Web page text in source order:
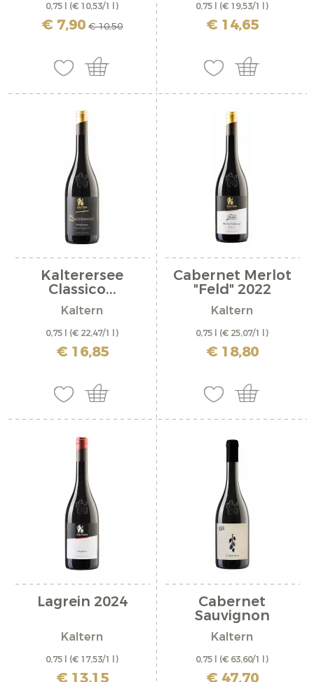
0,75 l (€ 10,53/1 l)
inkl. MwSt. zzgl. Versandkosten
€ 7,90 € 10,50
0,75 l (€ 19,53/1 l)
inkl. MwSt. zzgl. Versandkosten
€ 14,65
Kalterersee
Classico...
Kaltern
0,75 l (€ 22,47/1 l)
inkl. MwSt. zzgl. Versandkosten
€ 16,85
Cabernet Merlot
"Feld" 2022
Kaltern
0,75 l (€ 25,07/1 l)
inkl. MwSt. zzgl. Versandkosten
€ 18,80
Lagrein 2024
Kaltern
0,75 l (€ 17,53/1 l)
inkl. MwSt. zzgl. Versandkosten
Cabernet
Sauvignon
"Cabarone...
Kaltern
0,75 l (€ 63,60/1 l)
inkl. MwSt. zzgl. Versandkosten